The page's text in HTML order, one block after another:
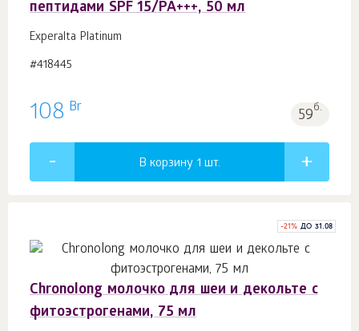
пептидами SPF 15/PA+++, 50 мл
Experalta Platinum
#418445
108 Br 59б.
В корзину 1 шт.
-21% ДО 31.08
Chronolong молочко для шеи и декольте с
фитоэстрогенами, 75 мл